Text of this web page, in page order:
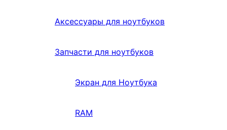
Аксессуары для ноутбуков
Запчасти для ноутбуков
Экран для Ноутбука
RAM